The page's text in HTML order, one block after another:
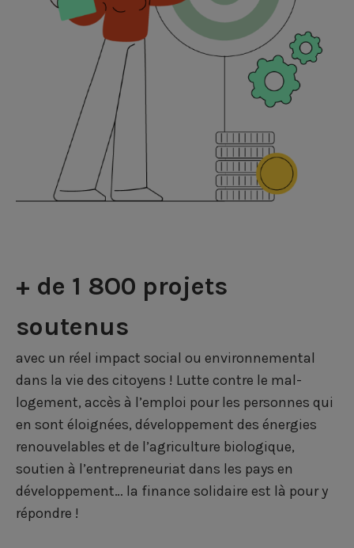
+ de 1 8O0 projets
soutenus
avec un réel impact social ou environnemental
dans la vie des citoyens ! Lutte contre le mal-
logement, accès à l’emploi pour les personnes qui
en sont éloignées, développement des énergies
renouvelables et de l’agriculture biologique,
soutien à l’entrepreneuriat dans les pays en
développement… la finance solidaire est là pour y
répondre !